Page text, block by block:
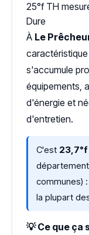
25°f TH
Dure
À Le
s'accumule
équipements,
d'énergie et
d'entretien.
C'est
département
communes)
la plupart
💡 Ce que ça